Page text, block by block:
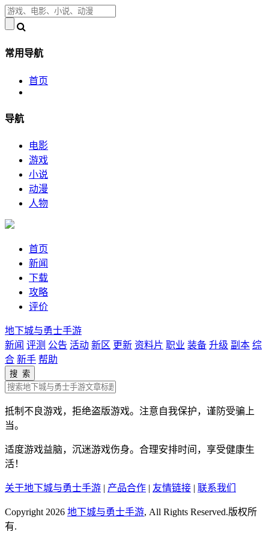
常用导航
首页
导航
电影
游戏
小说
动漫
人物
首页
新闻
下载
攻略
评价
地下城与勇士手游
新闻 评测 公告 活动 新区 更新 资料片 职业 装备 升级 副本 综
合 新手 帮助
搜 索
抵制不良游戏，拒绝盗版游戏。注意自我保护，谨防受骗上
当。
适度游戏益脑，沉迷游戏伤身。合理安排时间，享受健康生
活！
关于地下城与勇士手游 | 产品合作 | 友情链接 | 联系我们
Copyright 2026 地下城与勇士手游, All Rights Reserved.版权所
有.